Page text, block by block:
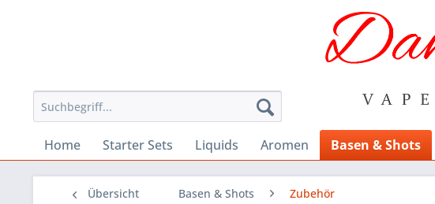
Home Starter Sets Liquids Aromen Basen & Shots
Übersicht Basen & Shots Zubehör